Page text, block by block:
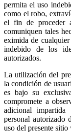
permita el uso
como el robo,
el fin de proceder
comuniquen tales
eximida de
indebido de los
autorizados.
La utilización del
la condición de
es bajo su
compromete a
adicional impartida
personal autorizado
uso del presente